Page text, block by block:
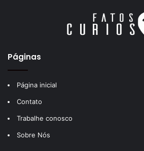
Páginas
Página inicial
Contato
Trabalhe conosco
Sobre Nós